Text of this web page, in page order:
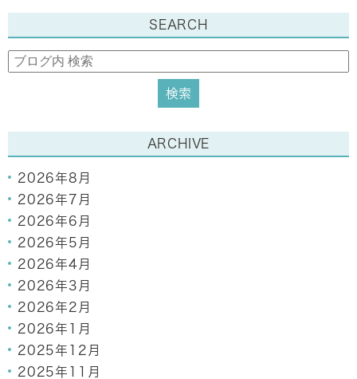
SEARCH
ARCHIVE
2026年8月
2026年7月
2026年6月
2026年5月
2026年4月
2026年3月
2026年2月
2026年1月
2025年12月
2025年11月